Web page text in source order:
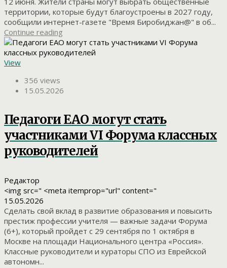
территории, которые будут благоустроены в 2027 году,
сообщили интернет-газете "Время Биробиджан@" в об...
Continue reading
View
356 views
15.05.2026
Педагоги ЕАО могут стать
участниками VI Форума классных
руководителей
Редактор
<img src=" <meta itemprop="url" content="
15.05.2026
Сделать свой вклад в развитие образования и повысить
престиж профессии учителя — важные задачи Форума
(6+), который пройдет с 29 сентября по 1 октября в
Москве на площади Национального центра «Россия».
Классные руководители и кураторы СПО из Еврейской
автономн...